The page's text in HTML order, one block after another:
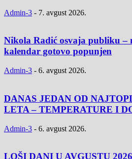
Admin-3 - 7. avgust 2026.
Nikola Radić osvaja publiku –
kalendar gotovo popunjen
Admin-3 - 6. avgust 2026.
DANAS JEDAN OD
LETA – TEMPERATURE I
Admin-3 - 6. avgust 2026.
LOŠI DANI U AVGUSTU